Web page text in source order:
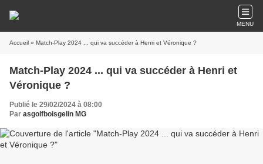
MENU
Accueil » Match-Play 2024 ... qui va succéder à Henri et Véronique ?
Match-Play 2024 ... qui va succéder à Henri et
Véronique ?
Publié le 29/02/2024 à 08:00
Par asgolfboisgelin MG